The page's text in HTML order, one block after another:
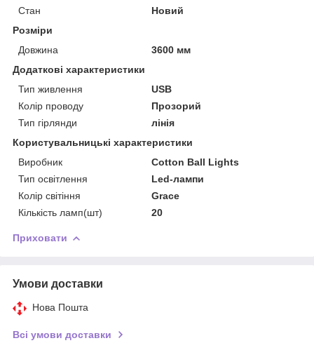
Стан
Новий
Розміри
Довжина
3600 мм
Додаткові характеристики
Тип живлення
USB
Колір проводу
Прозорий
Тип гірлянди
лінія
Користувальницькі характеристики
Виробник
Cotton Ball Lights
Тип освітлення
Led-лампи
Колір світіння
Grace
Кількість ламп(шт)
20
Приховати
Умови доставки
Нова Пошта
Всі умови доставки